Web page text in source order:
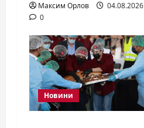
Максим Орлов
04.08.2026
0
Новини